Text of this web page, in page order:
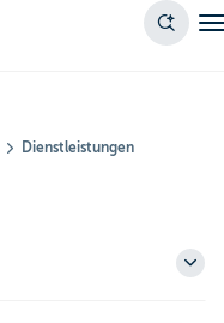
Dienstleistungen